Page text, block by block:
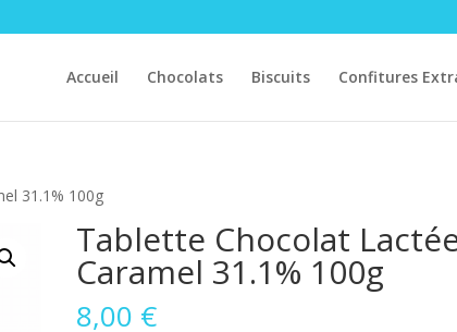
Accueil Chocolats Biscuits Confitures
31.1% 100g
Tablette Chocolat
Caramel 31.1% 100g
8,00 €